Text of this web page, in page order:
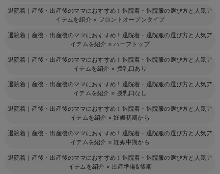
退院着｜産後・出産後のママにおすすめ！退院着・退院服の選び方と人気ア
イテムを紹介 × フロントオープンタイプ
退院着｜産後・出産後のママにおすすめ！退院着・退院服の選び方と人気ア
イテムを紹介 ×ハーフトップ
退院着｜産後・出産後のママにおすすめ！退院着・退院服の選び方と人気ア
イテムを紹介 × 授乳口あり
退院着｜産後・出産後のママにおすすめ！退院着・退院服の選び方と人気ア
イテムを紹介 × 授乳口なし
退院着｜産後・出産後のママにおすすめ！退院着・退院服の選び方と人気ア
イテムを紹介 ×妊娠初期から
退院着｜産後・出産後のママにおすすめ！退院着・退院服の選び方と人気ア
イテムを紹介 ×妊娠中期から
退院着｜産後・出産後のママにおすすめ！退院着・退院服の選び方と人気ア
イテムを紹介 × 出産準備&後期